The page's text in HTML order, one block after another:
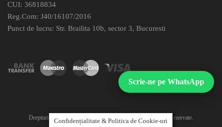
CUI: 36818834
Reg.Com: J40/16107/2016
Punct de lucru: Str. Brailita 10b, sector 3, Bucuresti
Drepturi de autor© 2026 Piese Auto KIK – Toate drepturile rezervate.
Confidențialitate & Politica de Cookie-uri
Scrie-ne pe WhatsApp